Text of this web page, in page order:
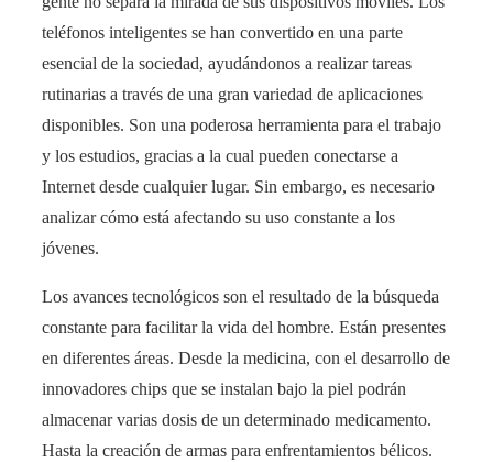
teléfonos inteligentes se han convertido en una parte
esencial de la sociedad, ayudándonos a realizar tareas
rutinarias a través de una gran variedad de aplicaciones
disponibles. Son una poderosa herramienta para el trabajo
y los estudios, gracias a la cual pueden conectarse a
Internet desde cualquier lugar. Sin embargo, es necesario
analizar cómo está afectando su uso constante a los
jóvenes.
Los avances tecnológicos son el resultado de la búsqueda
constante para facilitar la vida del hombre. Están presentes
en diferentes áreas. Desde la medicina, con el desarrollo de
innovadores chips que se instalan bajo la piel podrán
almacenar varias dosis de un determinado medicamento.
Hasta la creación de armas para enfrentamientos bélicos.